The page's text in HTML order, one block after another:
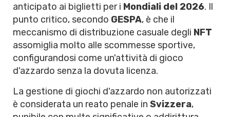
anticipato ai biglietti per i Mondiali del 2026. Il
punto critico, secondo GESPA, è che il
meccanismo di distribuzione casuale degli NFT
assomiglia molto alle scommesse sportive,
configurandosi come un'attività di gioco
d'azzardo senza la dovuta licenza.
La gestione di giochi d'azzardo non autorizzati
è considerata un reato penale in Svizzera,